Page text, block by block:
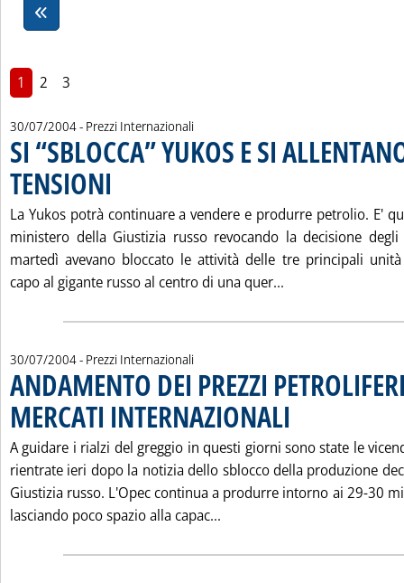
1 2 3
30/07/2004- Prezzi Internazionali
SI “SBLOCCA” YUKOS E SI
TENSIONI
La Yukos potrà continuare a vendere e produrre petrolio. E'
ministero della Giustizia russo revocando la decisione
martedì avevano bloccato le attività delle tre principali
capo al gigante russo al centro di una quer...
30/07/2004- Prezzi Internazionali
ANDAMENTO DEI PREZZI
MERCATI INTERNAZIONALI
A guidare i rialzi del greggio in questi giorni sono state le
rientrate ieri dopo la notizia dello sblocco della produzione
Giustizia russo. L'Opec continua a produrre intorno ai 29-30
lasciando poco spazio alla capac...